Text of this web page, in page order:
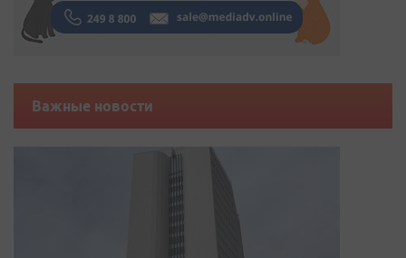
Важные новости